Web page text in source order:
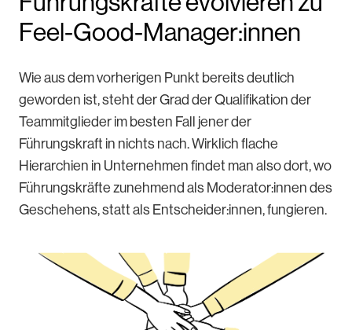
Feel-Good-Manager:innen
Wie aus dem vorherigen Punkt bereits deutlich
geworden ist, steht der Grad der Qualifikation der
Teammitglieder im besten Fall jener der
Führungskraft in nichts nach. Wirklich flache
Hierarchien in Unternehmen findet man also dort, wo
Führungskräfte zunehmend als Moderator:innen des
Geschehens, statt als Entscheider:innen, fungieren.